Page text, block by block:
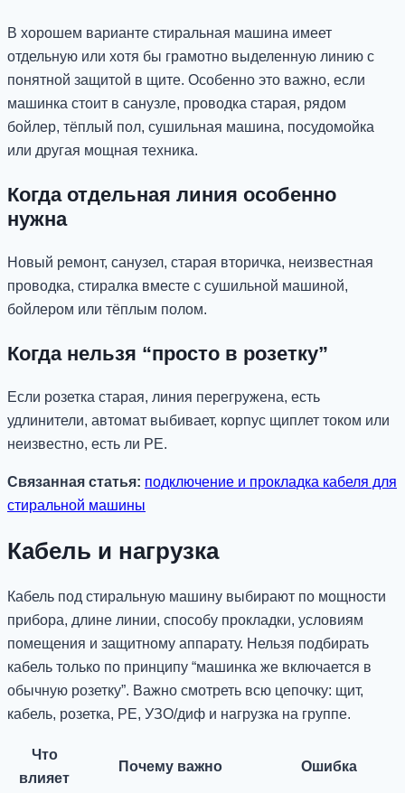
В хорошем варианте стиральная машина имеет
отдельную или хотя бы грамотно выделенную линию с
понятной защитой в щите. Особенно это важно, если
машинка стоит в санузле, проводка старая, рядом
бойлер, тёплый пол, сушильная машина, посудомойка
или другая мощная техника.
Когда отдельная линия особенно
нужна
Новый ремонт, санузел, старая вторичка, неизвестная
проводка, стиралка вместе с сушильной машиной,
бойлером или тёплым полом.
Когда нельзя “просто в розетку”
Если розетка старая, линия перегружена, есть
удлинители, автомат выбивает, корпус щиплет током или
неизвестно, есть ли PE.
Связанная статья: подключение и прокладка кабеля для
стиральной машины
Кабель и нагрузка
Кабель под стиральную машину выбирают по мощности
прибора, длине линии, способу прокладки, условиям
помещения и защитному аппарату. Нельзя подбирать
кабель только по принципу “машинка же включается в
обычную розетку”. Важно смотреть всю цепочку: щит,
кабель, розетка, PE, УЗО/диф и нагрузка на группе.
Что
влияет
Почему важно Ошибка